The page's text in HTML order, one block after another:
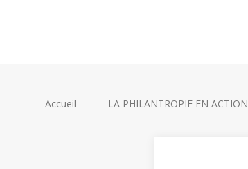
Accueil LA PHILANTROPIE EN ACTION